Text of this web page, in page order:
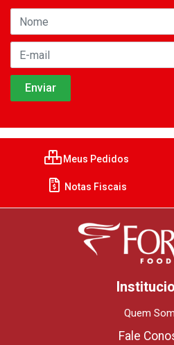
Meus Pedidos
Notas Fiscais
Quem
Fale